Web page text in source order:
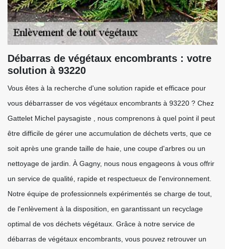
Débarras de végétaux encombrants : votre
solution à 93220
Vous êtes à la recherche d'une solution rapide et efficace pour
vous débarrasser de vos végétaux encombrants à 93220 ? Chez
Gattelet Michel paysagiste , nous comprenons à quel point il peut
être difficile de gérer une accumulation de déchets verts, que ce
soit après une grande taille de haie, une coupe d'arbres ou un
nettoyage de jardin. À Gagny, nous nous engageons à vous offrir
un service de qualité, rapide et respectueux de l'environnement.
Notre équipe de professionnels expérimentés se charge de tout,
de l'enlèvement à la disposition, en garantissant un recyclage
optimal de vos déchets végétaux. Grâce à notre service de
débarras de végétaux encombrants, vous pouvez retrouver un